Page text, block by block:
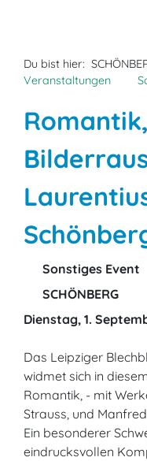
Du bist hier:
Veranstaltungen
Sonstiges Event
SCHÖNBERG
Dienstag, 1.
Das Leipziger
widmet sich in
Romantik, - mit
Strauss, und
Ein besonderer
eindrucksvollen